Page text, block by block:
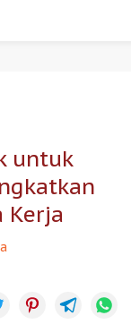
untuk
Kerja